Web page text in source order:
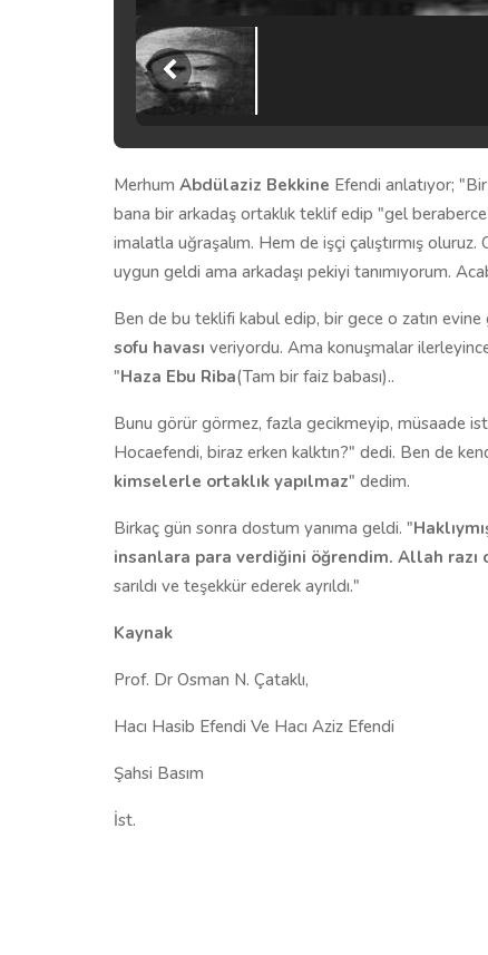
Merhum Abdülaziz Bekkine Efendi anlatıyor;
bana bir arkadaş ortaklık teklif edip "gel
imalatla uğraşalım. Hem de işçi çalıştırmış
uygun geldi ama arkadaşı pekiyi tanımıyorum.
Ben de bu teklifi kabul edip, bir gece o zatın evine
sofu havası veriyordu. Ama konuşmalar
"Haza Ebu Riba(Tam bir faiz babası)..
Bunu görür görmez, fazla gecikmeyip, müsaade
Hocaefendi, biraz erken kalktın?" dedi. Ben de
kimselerle ortaklık yapılmaz" dedim.
Birkaç gün sonra dostum yanıma geldi. "
insanlara para verdiğini öğrendim. Allah razı
sarıldı ve teşekkür ederek ayrıldı."
Kaynak
Prof. Dr Osman N. Çataklı,
Hacı Hasib Efendi Ve Hacı Aziz Efendi
Şahsi Basım
İst.